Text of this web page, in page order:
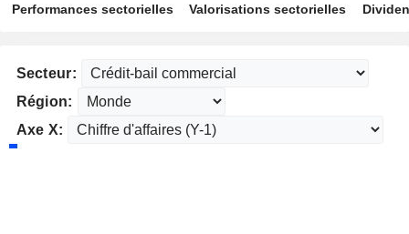
Performances sectorielles Valorisations sectorielles
Secteur:
Région:
Axe X: